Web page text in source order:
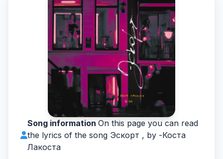
Song information On this page you can read
the lyrics of the song Эскорт , by -Коста
Лакоста